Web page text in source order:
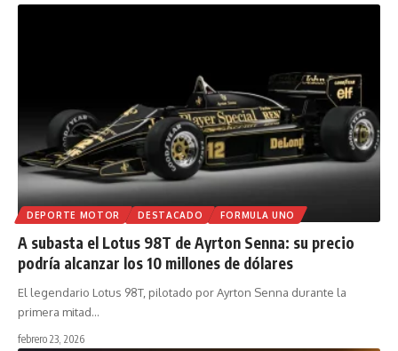
DEPORTE MOTOR DESTACADO FORMULA UNO
A subasta el Lotus 98T de Ayrton Senna: su precio
podría alcanzar los 10 millones de dólares
El legendario Lotus 98T, pilotado por Ayrton Senna durante la
primera mitad…
febrero 23, 2026